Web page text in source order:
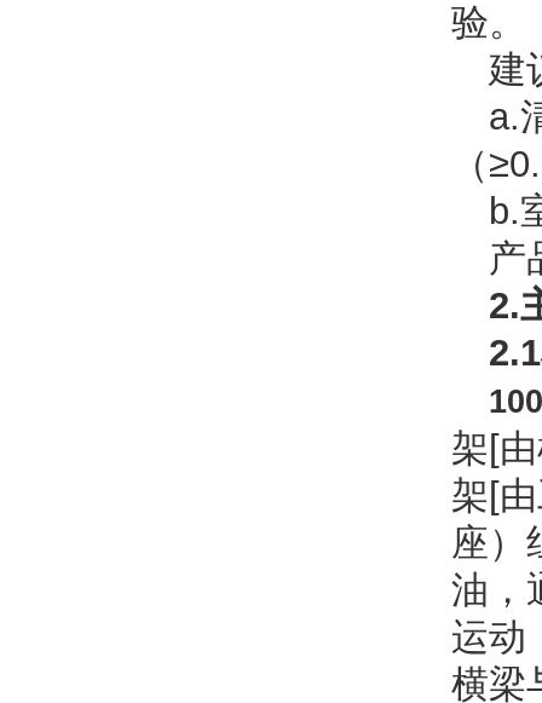
验。
建
a.
（
b.
产
2.
2.1
架[
架[
座）
油，
运动
横梁